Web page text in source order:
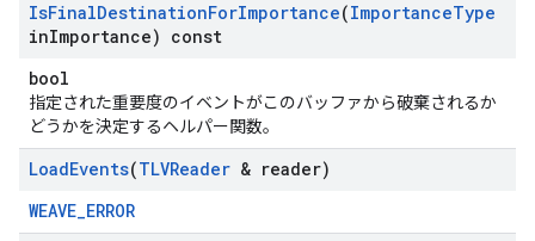
IsFinalDestinationForImportance(ImportanceType
inImportance) const
bool
指定された重要度のイベントがこのバッファから破棄されるか
どうかを決定するヘルパー関数。
LoadEvents(TLVReader & reader)
WEAVE_ERROR